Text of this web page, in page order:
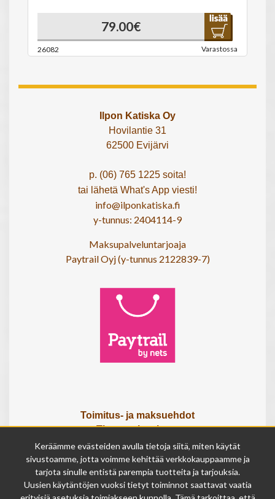
79.00€
26082 Varastossa
Ilpon Katiska Oy
Hovilantie 31
62500 Evijärvi
p. (06) 765 1225 soita!
tai lähetä What's App viesti!
info@ilponkatiska.fi
y-tunnus: 2404114-9
Maksupalveluntarjoaja
Paytrail Oyj (y-tunnus 2122839-7)
Toimitus- ja maksuehdot
Tietosuojaseloste
Tietoa meistä
Osta lahjakortti
Tilauksen peruutuslomake
Keräämme evästeiden avulla tietoja siitä, miten käytät
sivustoamme, jotta voimme kehittää verkkokauppaamme ja
tarjota sinulle entistä parempia tuotteita ja tarjouksia.
Uusien käytäntöjen vuoksi tietyt toiminnot saattavat vaatia